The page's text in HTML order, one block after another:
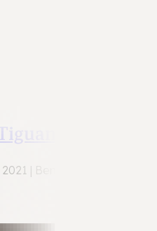
2021 | Benzine | Automaat